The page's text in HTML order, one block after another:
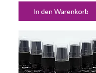
In den Warenkorb